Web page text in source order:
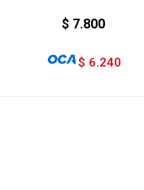
$ 7.800
$ 6.240